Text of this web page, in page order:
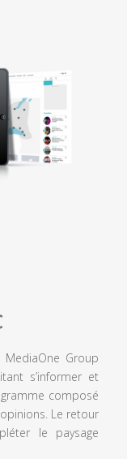
Group
s’informer et
composé
Le retour
le paysage